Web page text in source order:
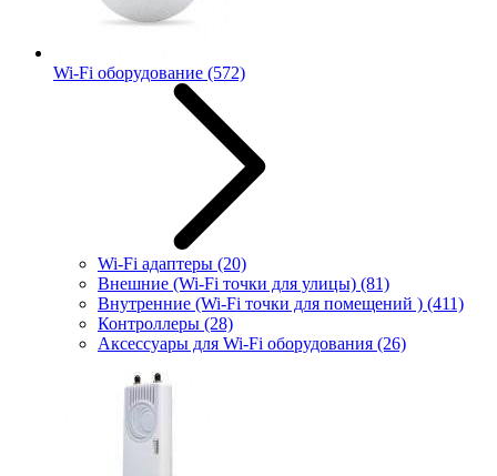
Wi-Fi оборудование (572)
Wi-Fi адаптеры (20)
Внешние (Wi-Fi точки для улицы) (81)
Внутренние (Wi-Fi точки для помещений ) (411)
Контроллеры (28)
Аксессуары для Wi-Fi оборудования (26)